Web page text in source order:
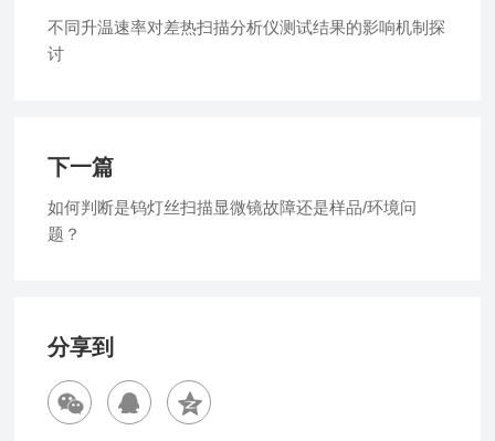
不同升温速率对差热扫描分析仪测试结果的影响机制探
讨
下一篇
如何判断是钨灯丝扫描显微镜故障还是样品/环境问
题？
分享到